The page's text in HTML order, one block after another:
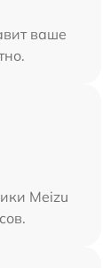
ваше
Meizu